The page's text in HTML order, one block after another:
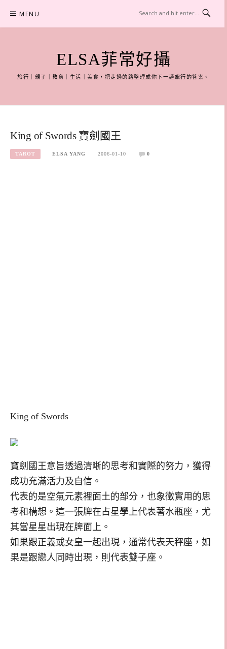
content
MENU
ELSA菲常好攝
旅行｜親子｜教育｜生活｜美食，把走過的路整理成你下一趟旅行的答案。
King of Swords 寶劍國王
TAROT ELSA YANG 2006-01-10 0
King of Swords
寶劍國王意旨透過清晰的思考和實際的努力，獲得
成功充滿活力及自信。
代表的是空氣元素裡面土的部分，也象徵實用的思
考和構想。這一張牌在占星學上代表著水瓶座，尤
其當星星出現在牌面上。
如果跟正義或女皇一起出現，通常代表天秤座，如
果是跟戀人同時出現，則代表雙子座。